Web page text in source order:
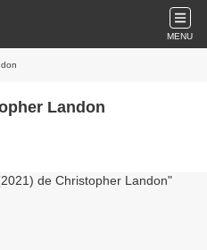
MENU
Landon